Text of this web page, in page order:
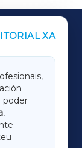
XA
poder
,